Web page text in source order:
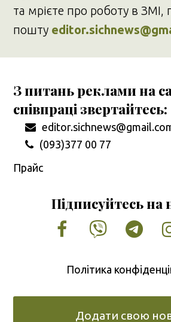
та мрієте про роботу в
пошту
З питань реклами на
співпраці звертайтесь:
(093)377 00 77
Прайс
Підписуйтесь на
Facebook
Vimeo
Політика
Додати свою